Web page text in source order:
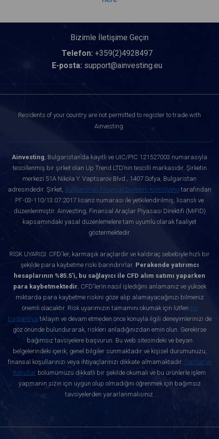
Bizimle İletişime Geçin
Telefon: +359(2)4928497
E-posta: support@ainvesting.eu
Residents of your country are not permitted to register to trade with
Ainvesting.
Ainvesting, Bulgaristan’da kayıtlı ve UIC/PIC 121527003 numarasıyla
tescillenmiş bir şirket olan Up Trend LTD’nin tescilli markasıdır. Şirketin
merkezi 51A Nikola Y. Vaptsarov Blvd., 1407 Sofya, Bulgaristan
adresindedir. Şirket, Bulgaristan Finansal Denetim Komisyonu tarafından
РГ-03-110/13.07.2017 lisans numarası ile yetkilendirilmiş, lisanslı ve
düzenlenmiştir. Ainvesting, Finansal Araçlar Piyasası Direktifi (MiFID)
kapsamındaki yasal düzenlemelere tam uyumlu olarak faaliyet
göstermektedir.
RİSK UYARISI: CFD'ler, karmaşık araçlardır ve kaldıraç sebebiyle hızlı bir
şekilde para kaybetme riski barındırırlar. Perakende yatırımcı
hesaplarının %85.5'i, bu sağlayıcı ile CFD alım satımı yaparken
para kaybetmektedir. CFD'lerin nasıl işlediğini anlamanız ve yüksek
miktarda para kaybetme riskini göze alıp alamayacağınızı bilmeniz
önemli olacaktır. Risk uyarımızın tamamını okumak için lütfen bu
bağlantıya tıklayın ve devam etmeden önce konuyla ilgili deneyimlerinizi de
göz önünde bulundurarak, riskleri anladığınızdan emin olun. Gerekirse
bağımsız tavsiyelere başvurun. Bu web sitesindeki ve beyan
belgelerindeki içerik, genel bilgiler sunmaktadır ve kişisel durumunuzu,
finansal koşullarınızı veya ihtiyaçlarınızı dikkate almamaktadır. Şartlar ve
Koşullar bölümümüzü dikkatli bir şekilde okumalı ve bu ürünlerle işlem
yapmanın sizin için uygun olup olmadığını öğrenmek için bağımsız
tavsiyelerden yararlanmalısınız.